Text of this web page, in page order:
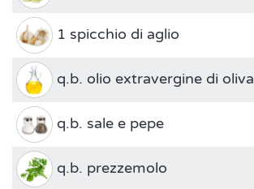
1 spicchio di aglio
q.b. olio extravergine di oliva
q.b. sale e pepe
q.b. prezzemolo